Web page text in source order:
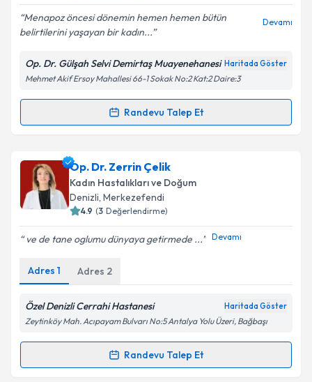
Menapoz öncesi dönemin hemen hemen bütün
belirtilerini yaşayan bir kadın...
Devamı
Op. Dr. Gülşah Selvi Demirtaş Muayenehanesi Haritada Göster
Mehmet Akif Ersoy Mahallesi 66-1 Sokak No:2 Kat:2 Daire:3
Randevu Talep Et
Randevu Takvimi Talebi
Doç. Dr. Gülşah Selvi Demirtaş
talebi oluşturun. Size bu uzmandan randevu almanız
için bir takvim hazırlandığında e-posta ile
bilgilendireceğiz.
E-posta Adresiniz
Kişisel verilerimin işlenmesine ilişkin
Aydınlatma
Metni'ni okudum ve kişisel verilerimin belirtilen
Op. Dr. Zerrin Çelik
Kadın Hastalıkları ve Doğum
Denizli, Merkezefendi
4.9 (3 Değerlendirme)
ve de tane oglumu dünyaya getirmede ... Devamı
Adres 1 Adres 2
Özel Denizli Cerrahi Hastanesi Haritada Göster
Zeytinköy Mah. Acıpayam Bulvarı No:5 Antalya Yolu Üzeri, Bağbaşı
Randevu Talep Et
Randevu Takvimi Talebi